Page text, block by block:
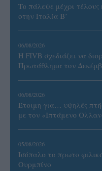
Το πάλεψε μέχρι
στην Ιταλία Β’
06/08/2026
Η FIVB σχεδιάζει να
Πρωτάθλημα τον
06/08/2026
Έτοιμη για… υψηλές
με τον «Ιπτάμενο
05/08/2026
Ισόπαλο το πρωτο
Ουρμπίνο